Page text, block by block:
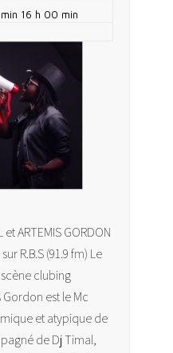
16 h 00 min
et ARTEMIS GORDON
R.B.S (91.9 fm) Le
clubing
est le Mc
et atypique de
de Dj Timal,